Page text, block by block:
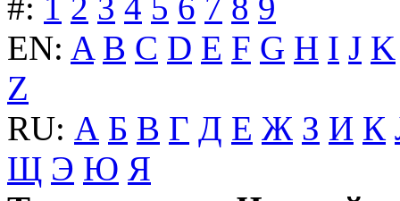
EN: A B C D E F G H I J K
Z
RU: А Б В Г Д Е Ж З И К
Щ Э Ю Я